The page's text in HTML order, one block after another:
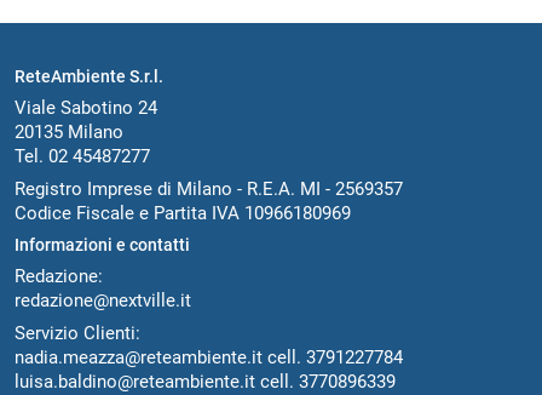
ReteAmbiente S.r.l.
Viale Sabotino 24
20135 Milano
Tel. 02 45487277
Registro Imprese di Milano - R.E.A. MI - 2569357
Codice Fiscale e Partita IVA 10966180969
Informazioni e contatti
Redazione:
redazione@nextville.it
Servizio Clienti:
nadia.meazza@reteambiente.it cell. 3791227784
luisa.baldino@reteambiente.it cell. 3770896339